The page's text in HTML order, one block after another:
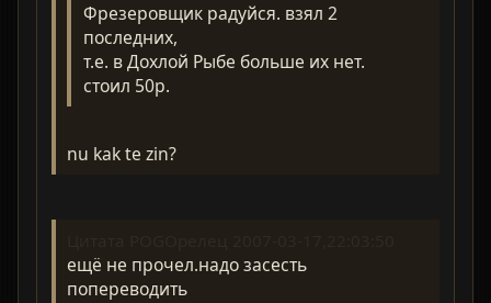
Фрезеровщик радуйся. взял 2
последних,
т.е. в Дохлой Рыбе больше их нет.
стоил 50р.
nu kak te zin?
ещё не прочел.надо засесть
попереводить